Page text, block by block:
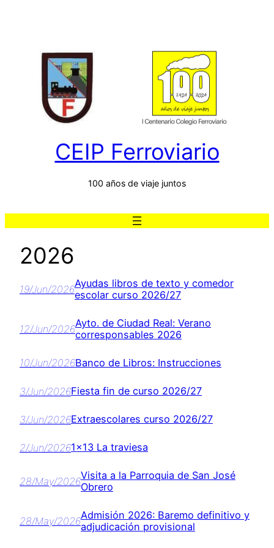
CEIP Ferroviario
100 años de viaje juntos
2026
19/Jun/2026Ayudas libros de texto y comedor
escolar curso 2026/27
12/Jun/2026Ayto. de Ciudad Real: Verano
corresponsables 2026
10/Jun/2026Banco de Libros: Instrucciones
3/Jun/2026Fiesta fin de curso 2026/27
3/Jun/2026Extraescolares curso 2026/27
2/Jun/20261×13 La traviesa
28/May/2026Visita a la Parroquia de San José
Obrero
28/May/2026Admisión 2026: Baremo definitivo y
adjudicación provisional